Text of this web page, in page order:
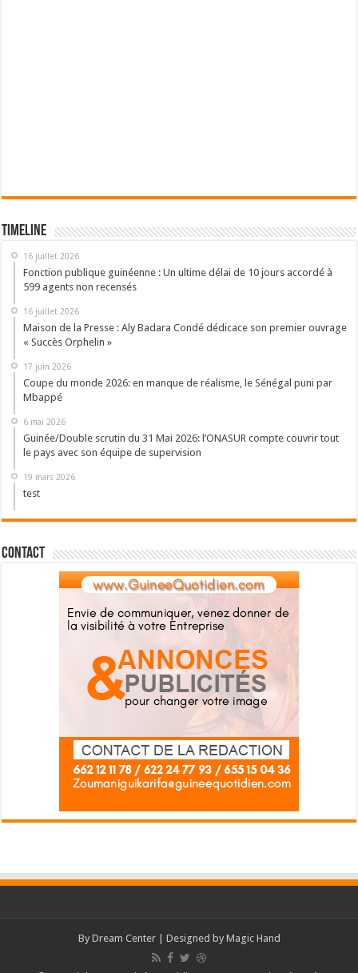
Timeline
16 juillet 2026
Fonction publique guinéenne : Un ultime délai de 10 jours accordé à
599 agents non recensés
16 juillet 2026
Maison de la Presse : Aly Badara Condé dédicace son premier ouvrage
« Succès Orphelin »
17 juin 2026
Coupe du monde 2026: en manque de réalisme, le Sénégal puni par
Mbappé
6 mai 2026
Guinée/Double scrutin du 31 Mai 2026: l’ONASUR compte couvrir tout
le pays avec son équipe de supervision
19 mars 2026
test
Contact
By Dream Center| Designed by Magic Hand